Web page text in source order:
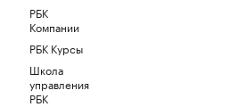
РБК
Компании
РБК Курсы
Школа
управления
РБК